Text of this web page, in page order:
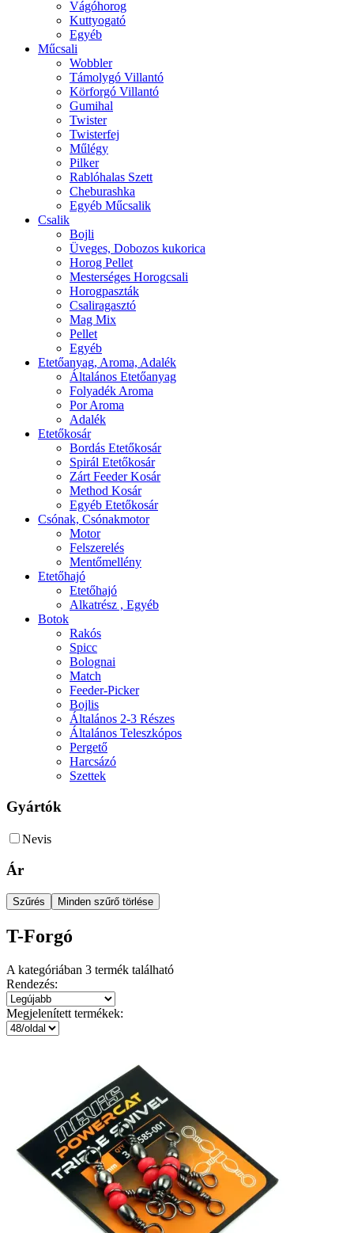
Vágóhorog
Kuttyogató
Egyéb
Műcsali
Wobbler
Támolygó Villantó
Körforgó Villantó
Gumihal
Twister
Twisterfej
Műlégy
Pilker
Rablóhalas Szett
Cheburashka
Egyéb Műcsalik
Csalik
Bojli
Üveges, Dobozos kukorica
Horog Pellet
Mesterséges Horogcsali
Horogpaszták
Csaliragasztó
Mag Mix
Pellet
Egyéb
Etetőanyag, Aroma, Adalék
Általános Etetőanyag
Folyadék Aroma
Por Aroma
Adalék
Etetőkosár
Bordás Etetőkosár
Spirál Etetőkosár
Zárt Feeder Kosár
Method Kosár
Egyéb Etetőkosár
Csónak, Csónakmotor
Motor
Felszerelés
Mentőmellény
Etetőhajó
Etetőhajó
Alkatrész , Egyéb
Botok
Rakós
Spicc
Bolognai
Match
Feeder-Picker
Bojlis
Általános 2-3 Részes
Általános Teleszkópos
Pergető
Harcsázó
Szettek
Gyártók
Nevis
Ár
Szűrés Minden szűrő törlése
T-Forgó
A kategóriában 3 termék található
Rendezés:
Megjelenített termékek: